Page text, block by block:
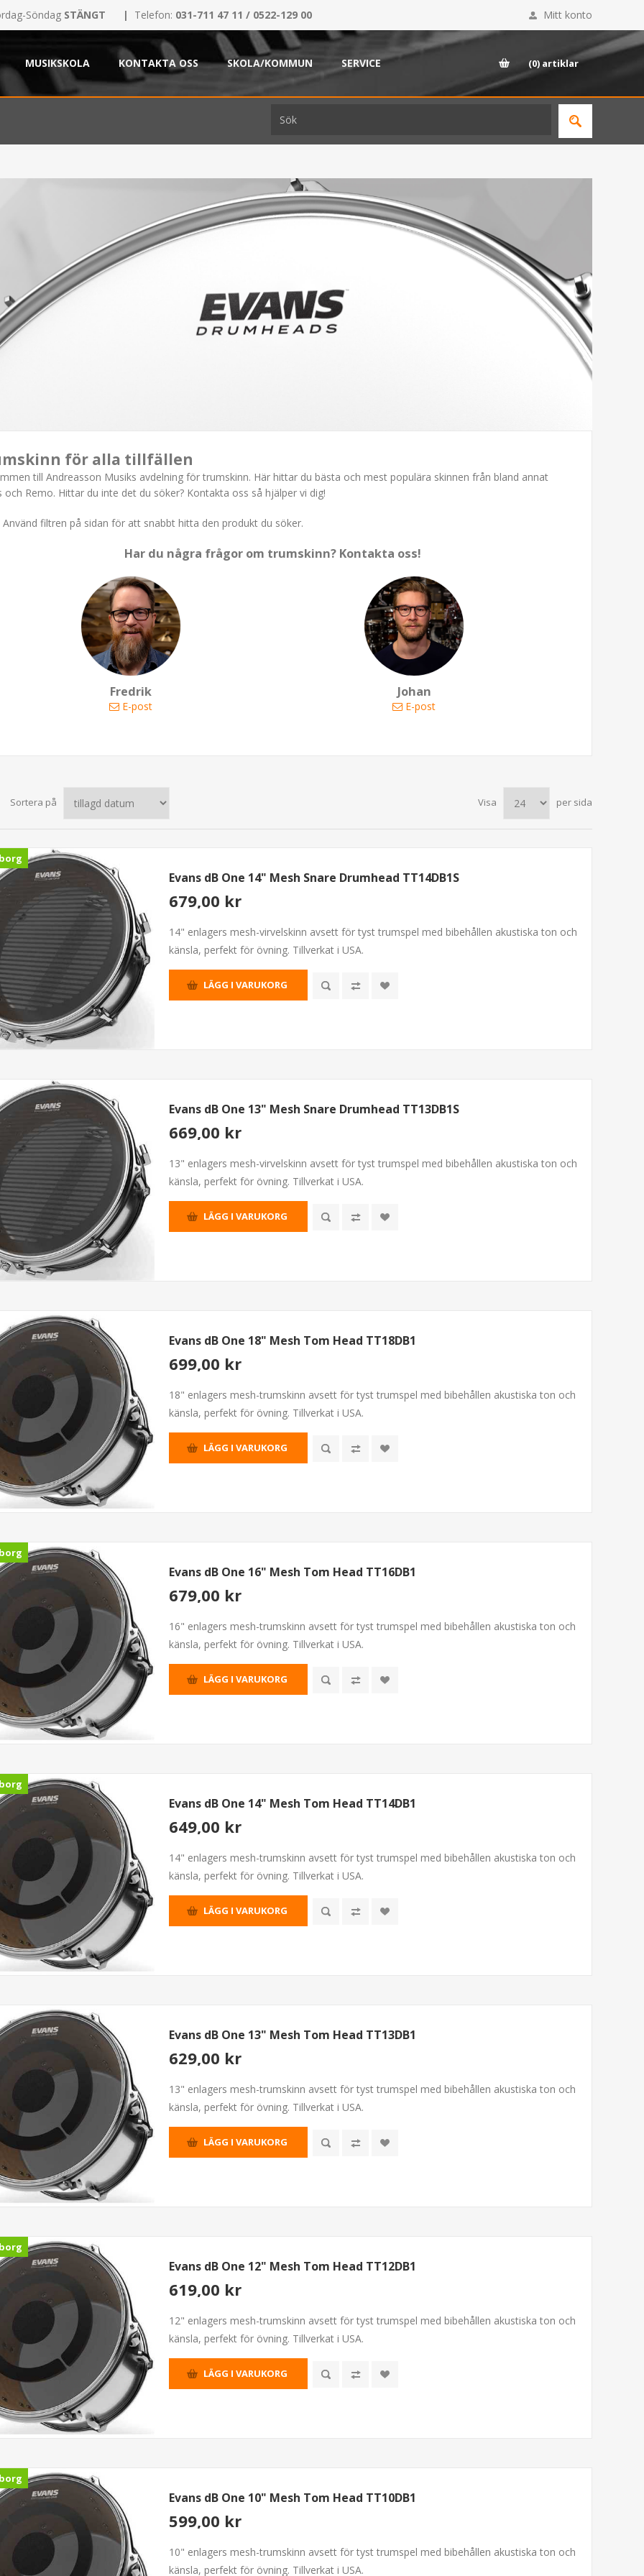
Söndag STÄNGT | Telefon: 031-711 47 11 / 0522-129 00 Mitt konto
MUSIKSKOLA KONTAKTA OSS SKOLA/KOMMUN SERVICE (0) artiklar
för alla tillfällen
till Andreasson Musiks avdelning för trumskinn. Här hittar du bästa och mest populära skinnen från bland annat
och Remo. Hittar du inte det du söker? Kontakta oss så hjälper vi dig!
Använd filtren på sidan för att snabbt hitta den produkt du söker.
Har du några frågor om trumskinn? Kontakta oss!
Fredrik
E-post
Johan
E-post
Sortera på Visa per sida
Evans dB One 14" Mesh Snare Drumhead TT14DB1S
679,00 kr
14" enlagers mesh-virvelskinn avsett för tyst trumspel med bibehållen akustiska ton och
känsla, perfekt för övning. Tillverkat i USA.
LÄGG I VARUKORG
Evans dB One 13" Mesh Snare Drumhead TT13DB1S
669,00 kr
13" enlagers mesh-virvelskinn avsett för tyst trumspel med bibehållen akustiska ton och
känsla, perfekt för övning. Tillverkat i USA.
LÄGG I VARUKORG
Evans dB One 18" Mesh Tom Head TT18DB1
699,00 kr
18" enlagers mesh-trumskinn avsett för tyst trumspel med bibehållen akustiska ton och
känsla, perfekt för övning. Tillverkat i USA.
LÄGG I VARUKORG
Evans dB One 16" Mesh Tom Head TT16DB1
679,00 kr
16" enlagers mesh-trumskinn avsett för tyst trumspel med bibehållen akustiska ton och
känsla, perfekt för övning. Tillverkat i USA.
LÄGG I VARUKORG
Evans dB One 14" Mesh Tom Head TT14DB1
649,00 kr
14" enlagers mesh-trumskinn avsett för tyst trumspel med bibehållen akustiska ton och
känsla, perfekt för övning. Tillverkat i USA.
LÄGG I VARUKORG
Evans dB One 13" Mesh Tom Head TT13DB1
629,00 kr
13" enlagers mesh-trumskinn avsett för tyst trumspel med bibehållen akustiska ton och
känsla, perfekt för övning. Tillverkat i USA.
LÄGG I VARUKORG
Evans dB One 12" Mesh Tom Head TT12DB1
619,00 kr
12" enlagers mesh-trumskinn avsett för tyst trumspel med bibehållen akustiska ton och
känsla, perfekt för övning. Tillverkat i USA.
LÄGG I VARUKORG
Evans dB One 10" Mesh Tom Head TT10DB1
599,00 kr
10" enlagers mesh-trumskinn avsett för tyst trumspel med bibehållen akustiska ton och
känsla, perfekt för övning. Tillverkat i USA.